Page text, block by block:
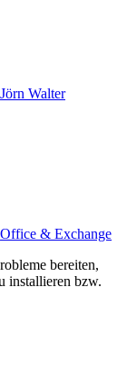
Jörn Walter
Office & Exchange
bereiten,
installieren bzw.